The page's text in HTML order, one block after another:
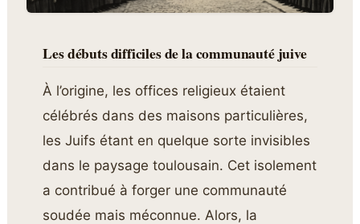
Les débuts difficiles de la communauté juive
À l’origine, les offices religieux étaient
célébrés dans des maisons particulières,
les Juifs étant en quelque sorte invisibles
dans le paysage toulousain. Cet isolement
a contribué à forger une communauté
soudée mais méconnue. Alors, la